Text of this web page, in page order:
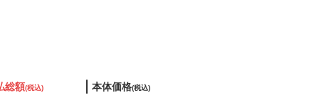
総額(税込) 本体価格(税込)